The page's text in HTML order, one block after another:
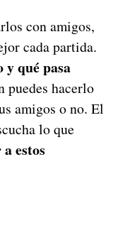
con amigos,
cada partida.
y qué pasa
puedes hacerlo
amigos o no. El
lo que
estos